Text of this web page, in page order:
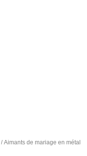
/ Aimants de mariage en métal